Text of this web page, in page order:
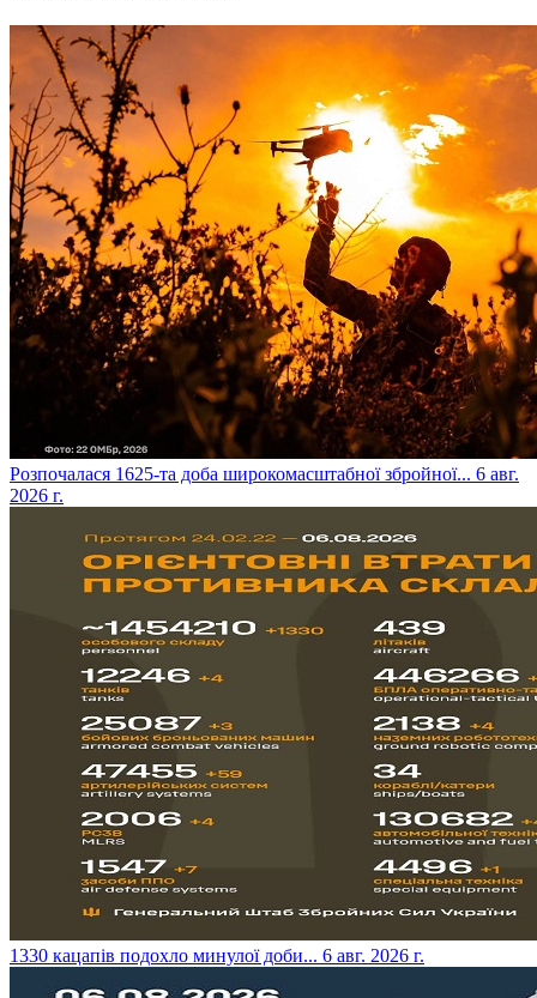
​Розпочалася 1625-та доба широкомасштабної збройної... 6 авг.
2026 г.
​1330 кацапів подохло минулої доби... 6 авг. 2026 г.